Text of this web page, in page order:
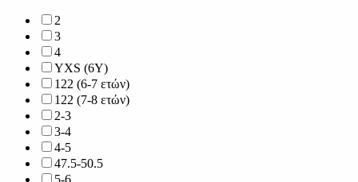
2
3
4
YXS (6Y)
122 (6-7 ετών)
122 (7-8 ετών)
2-3
3-4
4-5
47.5-50.5
5-6